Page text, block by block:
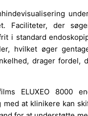
Faciliteter, der
i standard
hvilket øger
drager
ELUXEO 8000
med at klinikere kan